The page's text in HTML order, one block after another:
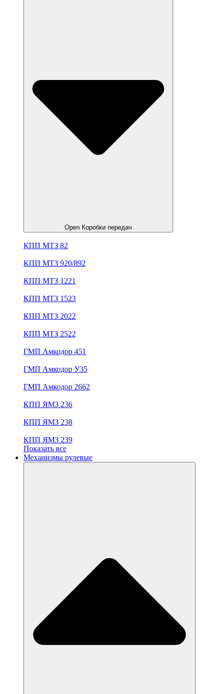
Open Коробки передач
КПП МТЗ 82
КПП МТЗ 920/892
КПП МТЗ 1221
КПП МТЗ 1523
КПП МТЗ 2022
КПП МТЗ 2522
ГМП Амкодор 451
ГМП Амкодор У35
ГМП Амкодор 2662
КПП ЯМЗ 236
КПП ЯМЗ 238
КПП ЯМЗ 239
Показать все
Механизмы рулевые